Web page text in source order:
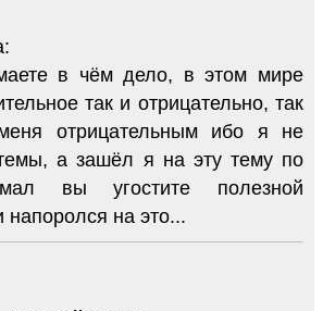
в чём дело, в этом мире
так и отрицательно, так
отрицательным ибо я не
а зашёл я на эту тему по
вы угостите полезной
на это...